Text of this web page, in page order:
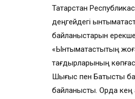
Татарстан
деңгейдегі
байланыстарын ерекше
«Ынтымақтастықтың
тағдырларының
Шығыс пен Батысты
байланысты. Орда кең